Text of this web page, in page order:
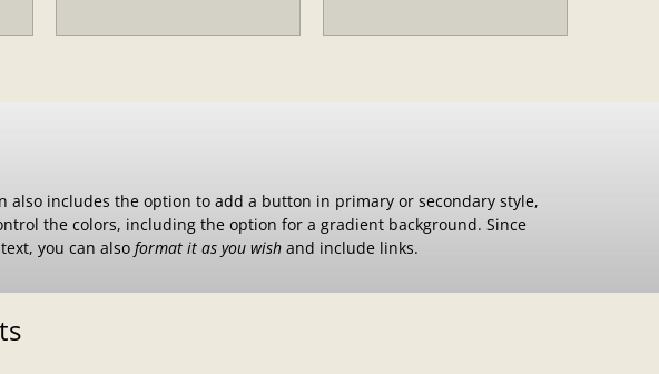
also includes the option to add a button in primary or secondary style,
the colors, including the option for a gradient background. Since
you can also format it as you wish and include links.